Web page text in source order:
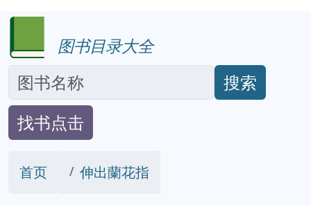
图书目录大全
搜索
找书点击
首页 伸出蘭花指